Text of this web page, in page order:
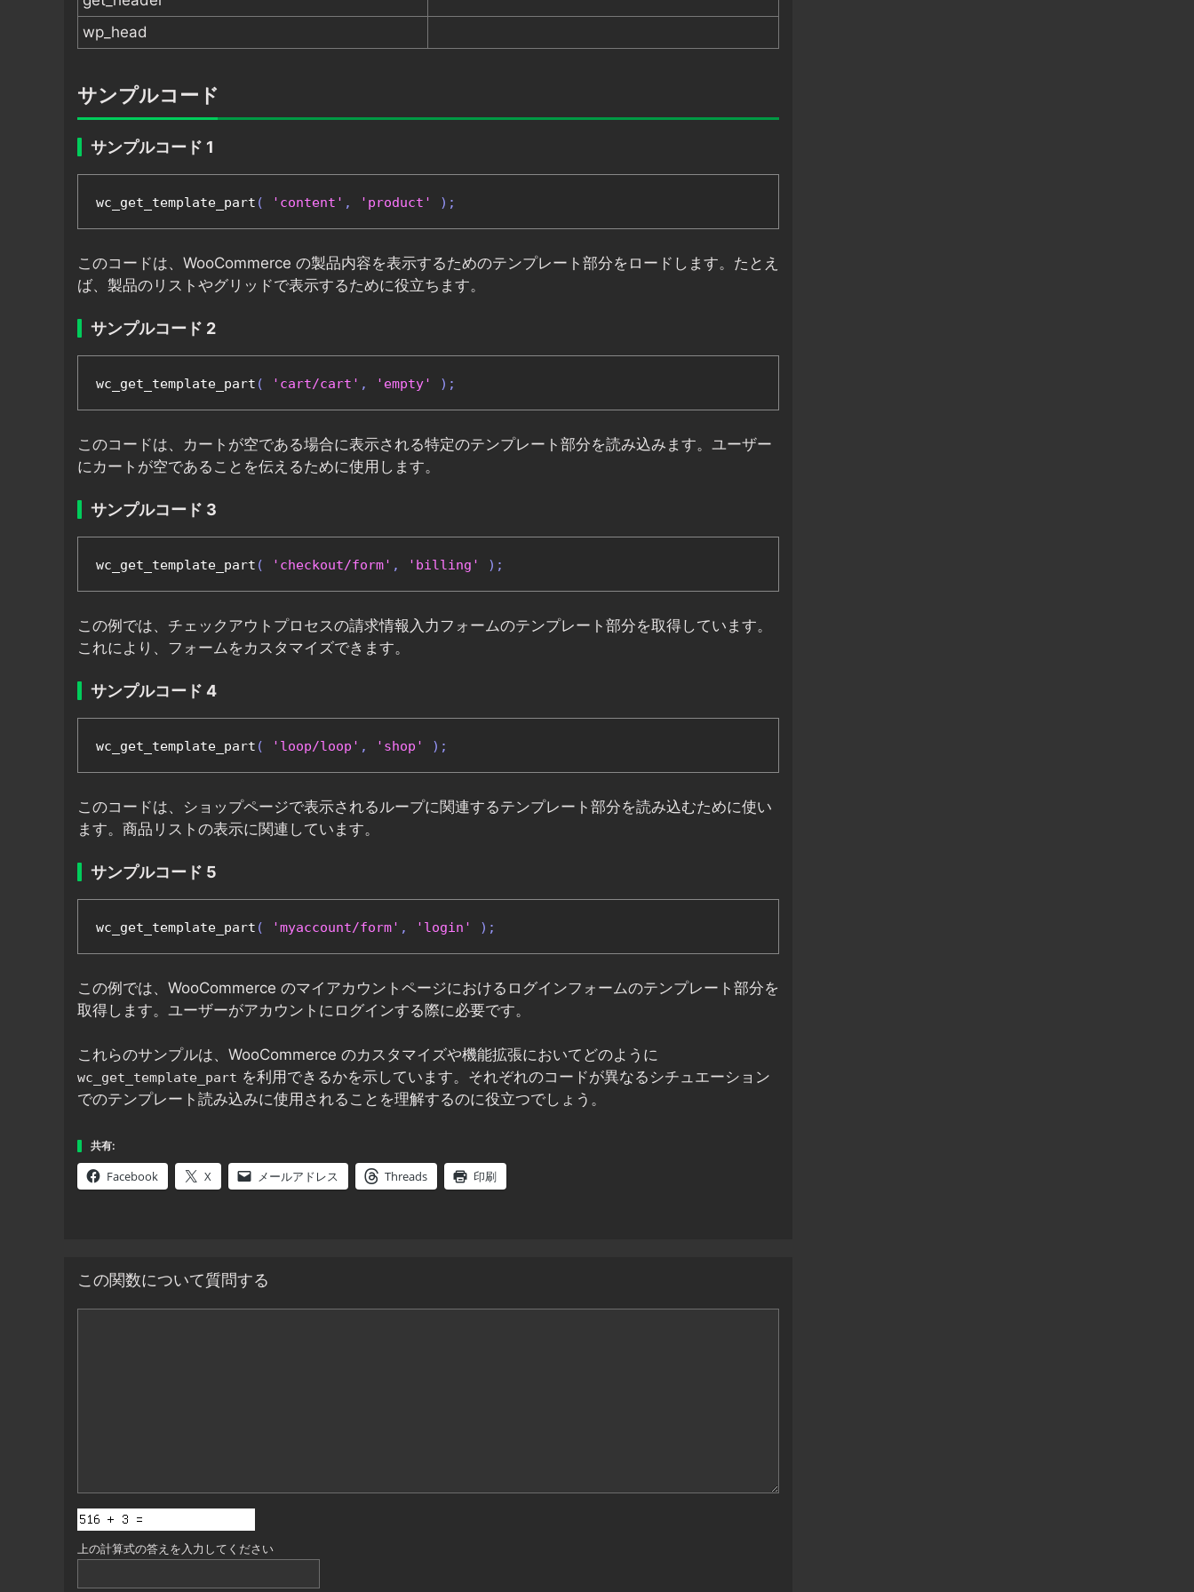
wp_head
サンプルコード
サンプルコード 1
wc_get_template_part ( 'content' , 'product' );
このコードは、WooCommerce の製品内容を表示するためのテンプレート部分をロードします。たとえ
ば、製品のリストやグリッドで表示するために役立ちます。
サンプルコード 2
wc_get_template_part ( 'cart/cart' , 'empty' );
このコードは、カートが空である場合に表示される特定のテンプレート部分を読み込みます。ユーザー
にカートが空であることを伝えるために使用します。
サンプルコード 3
wc_get_template_part ( 'checkout/form' , 'billing' );
この例では、チェックアウトプロセスの請求情報入力フォームのテンプレート部分を取得しています。
これにより、フォームをカスタマイズできます。
サンプルコード 4
wc_get_template_part ( 'loop/loop' , 'shop' );
このコードは、ショップページで表示されるループに関連するテンプレート部分を読み込むために使い
ます。商品リストの表示に関連しています。
サンプルコード 5
wc_get_template_part ( 'myaccount/form' , 'login' );
この例では、WooCommerce のマイアカウントページにおけるログインフォームのテンプレート部分を
取得します。ユーザーがアカウントにログインする際に必要です。
これらのサンプルは、WooCommerce のカスタマイズや機能拡張においてどのように
wc_get_template_part を利用できるかを示しています。それぞれのコードが異なるシチュエーション
でのテンプレート読み込みに使用されることを理解するのに役立つでしょう。
共有:
Facebook X メールアドレス Threads 印刷
この関数について質問する
上の計算式の答えを入力してください